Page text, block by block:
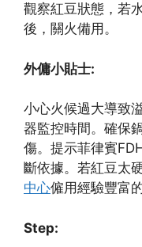
觀察紅豆狀態，若
後，關火備用。
外傭小貼士:
小心火候過大導致
器監控時間。確保
傷。提示菲律賓
斷依據。若紅豆太
中心僱用經驗豐富
Step: